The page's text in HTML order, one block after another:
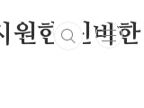
원한 신비한